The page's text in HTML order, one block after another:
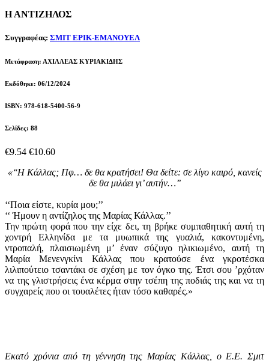
Η ΑΝΤΙΖΗΛΟΣ
Συγγραφέας: ΣΜΙΤ ΕΡΙΚ-ΕΜΑΝΟΥΕΛ
Μετάφραση: ΑΧΙΛΛΕΑΣ ΚΥΡΙΑΚΙΔΗΣ
Εκδόθηκε: 06/12/2024
ISBN: 978-618-5400-56-9
Σελίδες: 88
€9.54 €10.60
«‘‘H Kάλλας; Πφ… δε θα κρατήσει! Θα δείτε: σε λίγο καιρό, κανείς
δε θα μιλάει γι’ αυτήν…’’
‘‘Ποια είστε, κυρία μου;’’
‘‘ Ήμουν η αντίζηλος της Μαρίας Κάλλας.’’
Την πρώτη φορά που την είχε δει, τη βρήκε συμπαθητική αυτή τη
χοντρή Ελληνίδα με τα μυωπικά της γυαλιά, κακοντυμένη,
ντροπαλή, πλαισιωμένη μ’ έναν σύζυγο ηλικιωμένο, αυτή τη
Μαρία Μενενγκίνι Κάλλας που κρατούσε ένα γκροτέσκα
λιλιπούτειο τσαντάκι σε σχέση με τον όγκο της. Έτσι σου ’ρχόταν
να της γλιστρήσεις ένα κέρμα στην τσέπη της ποδιάς της και να τη
συγχαρείς που οι τουαλέτες ήταν τόσο καθαρές.»
Εκατό χρόνια από τη γέννηση της Μαρίας Κάλλας, ο Ε.Ε. Σμιτ